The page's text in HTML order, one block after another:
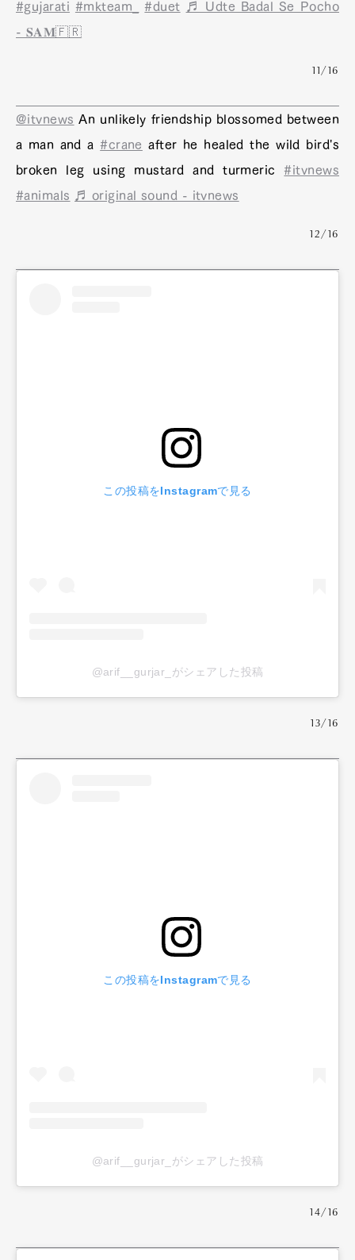
Contact
#gujarati #mkteam_ #duet
♬ Udte Badal Se Pocho
- 𝐒𝐀𝐌🇫🇷
11/16
@itvnews An unlikely friendship blossomed between
a man and a#crane after he healed the wild bird's
broken leg using mustard and turmeric#itvnews
#animals
♬ original sound - itvnews
12/16
この投稿をInstagramで見る
@arif__gurjar_がシェアした投稿
13/16
この投稿をInstagramで見る
@arif__gurjar_がシェアした投稿
14/16